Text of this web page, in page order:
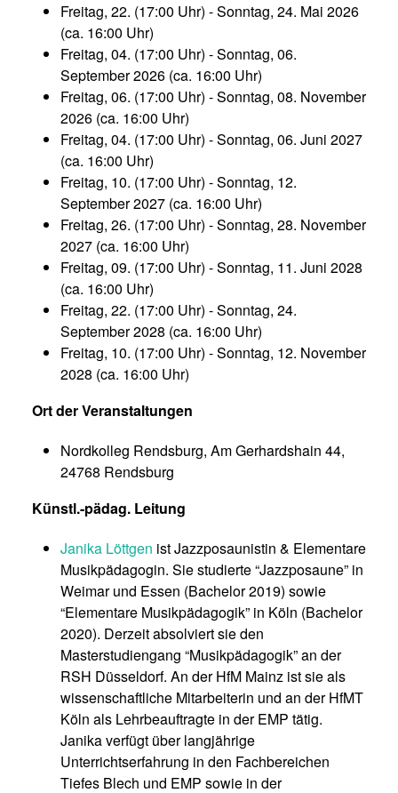
Freitag, 22. (17:00 Uhr) - Sonntag, 24. Mai 2026
(ca. 16:00 Uhr)
Freitag, 04. (17:00 Uhr) - Sonntag, 06.
September 2026 (ca. 16:00 Uhr)
Freitag, 06. (17:00 Uhr) - Sonntag, 08. November
2026 (ca. 16:00 Uhr)
Freitag, 04. (17:00 Uhr) - Sonntag, 06. Juni 2027
(ca. 16:00 Uhr)
Freitag, 10. (17:00 Uhr) - Sonntag, 12.
September 2027 (ca. 16:00 Uhr)
Freitag, 26. (17:00 Uhr) - Sonntag, 28. November
2027 (ca. 16:00 Uhr)
Freitag, 09. (17:00 Uhr) - Sonntag, 11. Juni 2028
(ca. 16:00 Uhr)
Freitag, 22. (17:00 Uhr) - Sonntag, 24.
September 2028 (ca. 16:00 Uhr)
Freitag, 10. (17:00 Uhr) - Sonntag, 12. November
2028 (ca. 16:00 Uhr)
Ort der Veranstaltungen
Nordkolleg Rendsburg, Am Gerhardshain 44,
24768 Rendsburg
Künstl.-pädag. Leitung
Janika Löttgen ist Jazzposaunistin & Elementare
Musikpädagogin. Sie studierte “Jazzposaune” in
Weimar und Essen (Bachelor 2019) sowie
“Elementare Musikpädagogik” in Köln (Bachelor
2020). Derzeit absolviert sie den
Masterstudiengang “Musikpädagogik” an der
RSH Düsseldorf. An der HfM Mainz ist sie als
wissenschaftliche Mitarbeiterin und an der HfMT
Köln als Lehrbeauftragte in der EMP tätig.
Janika verfügt über langjährige
Unterrichtserfahrung in den Fachbereichen
Tiefes Blech und EMP sowie in der